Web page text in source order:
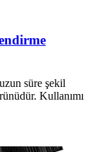
süre şekil
Kullanımı